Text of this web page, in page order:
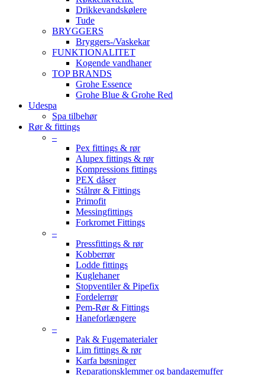
Drikkevandskølere
Tude
BRYGGERS
Bryggers-/Vaskekar
FUNKTIONALITET
Kogende vandhaner
TOP BRANDS
Grohe Essence
Grohe Blue & Grohe Red
Udespa
Spa tilbehør
Rør & fittings
–
Pex fittings & rør
Alupex fittings & rør
Kompressions fittings
PEX dåser
Stålrør & Fittings
Primofit
Messingfittings
Forkromet Fittings
–
Pressfittings & rør
Kobberrør
Lodde fittings
Kuglehaner
Stopventiler & Pipefix
Fordelerrør
Pem-Rør & Fittings
Haneforlængere
–
Pak & Fugematerialer
Lim fittings & rør
Karfa bøsninger
Reparationsklemmer og bandagemuffer